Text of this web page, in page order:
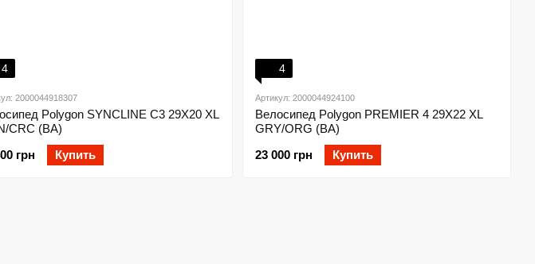
4
2000044918307
Polygon SYNCLINE C3 29X20 XL
CRC (BA)
грн
Купить
4
Артикул: 2000044924100
Велосипед Polygon PREMIER 4 29X22 XL
GRY/ORG (BA)
23 000 грн
Купить